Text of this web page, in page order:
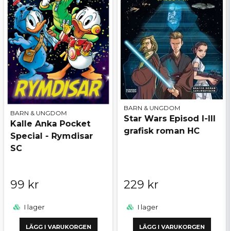
BARN & UNGDOM
Kalle Anka Pocket
Special - Rymdisar
SC
99 kr
I lager
LÄGG I VARUKORGEN
BARN & UNGDOM
Star Wars Episod I-III
grafisk roman HC
229 kr
I lager
LÄGG I VARUKORGEN